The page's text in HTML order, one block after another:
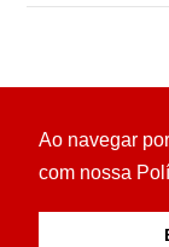
Ao navegar
com nossa
16